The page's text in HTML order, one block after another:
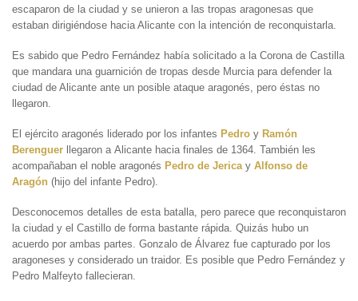
escaparon de la ciudad y se unieron a las tropas aragonesas que
estaban dirigiéndose hacia Alicante con la intención de reconquistarla.
Es sabido que Pedro Fernández había solicitado a la Corona de Castilla
que mandara una guarnición de tropas desde Murcia para defender la
ciudad de Alicante ante un posible ataque aragonés, pero éstas no
llegaron.
El ejército aragonés liderado por los infantes Pedro y Ramón
Berenguer llegaron a Alicante hacia finales de 1364. También les
acompañaban el noble aragonés Pedro de Jerica y Alfonso de
Aragón (hijo del infante Pedro).
Desconocemos detalles de esta batalla, pero parece que reconquistaron
la ciudad y el Castillo de forma bastante rápida. Quizás hubo un
acuerdo por ambas partes. Gonzalo de Álvarez fue capturado por los
aragoneses y considerado un traidor. Es posible que Pedro Fernández y
Pedro Malfeyto fallecieran.